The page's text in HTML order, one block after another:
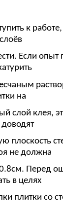
к
Если
на
слой клея,
плоскость
не должна
Перед
в целях
плитки со